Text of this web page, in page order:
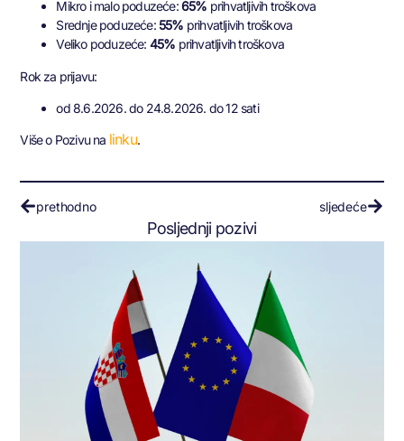
Mikro i malo poduzeće:65% prihvatljivih troškova
Srednje poduzeće: 55% prihvatljivih troškova
Veliko poduzeće: 45% prihvatljivih troškova
Rok za prijavu:
od 8.6.2026. do 24.8.2026. do 12 sati
Više o Pozivu na linku.
prethodno sljedeće
Posljednji pozivi